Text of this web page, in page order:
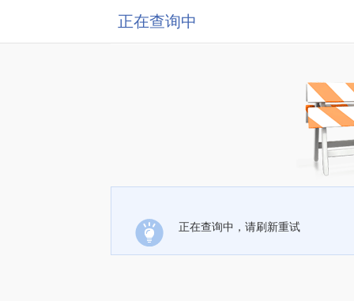
正在查询中
正在查询中，请刷新重试